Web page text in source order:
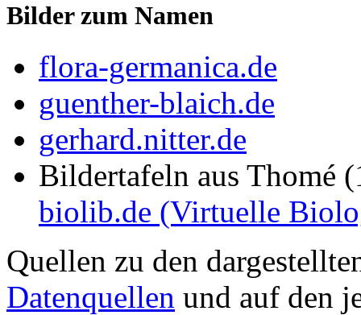
Bilder zum Namen
flora-germanica.de
guenther-blaich.de
gerhard.nitter.de
Bildertafeln aus Thomé
biolib.de (Virtuelle
Quellen zu den
Datenquellen und auf den